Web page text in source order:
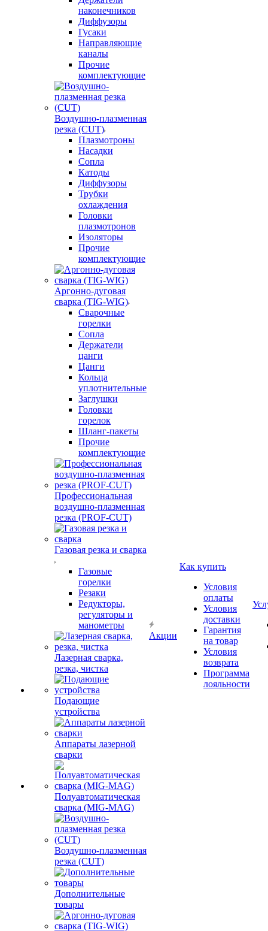
наконечников
Диффузоры
Гусаки
Направляющие
каналы
Прочие
комплектующие
Воздушно-плазменная
резка (CUT)
Плазмотроны
Насадки
Сопла
Катоды
Диффузоры
Трубки
охлаждения
Головки
плазмотронов
Изоляторы
Прочие
комплектующие
Аргонно-дуговая
сварка (TIG-WIG)
Сварочные
горелки
Сопла
Держатели
цанги
Цанги
Кольца
уплотнительные
Заглушки
Головки
горелок
Шланг-пакеты
Прочие
комплектующие
Профессиональная
воздушно-плазменная
резка (PROF-CUT)
Газовая резка и сварка
Газовые
горелки
Резаки
Редукторы,
регуляторы и
манометры
Лазерная сварка,
резка, чистка
Подающие
устройства
Аппараты лазерной
сварки
Полуавтоматическая
сварка (MIG-MAG)
Воздушно-плазменная
резка (CUT)
Дополнительные
товары
Акции
Как купить
Условия
оплаты
Условия
доставки
Гарантия
на товар
Условия
возврата
Программа
лояльности